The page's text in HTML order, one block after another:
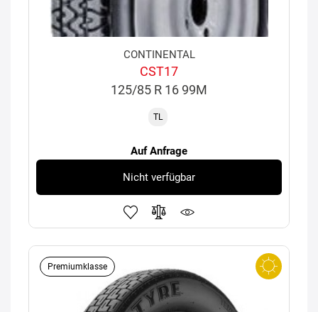
CONTINENTAL
CST17
125/85 R 16 99M
TL
Auf Anfrage
Nicht verfügbar
Premiumklasse